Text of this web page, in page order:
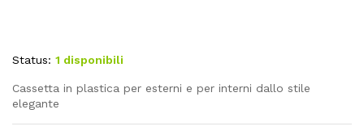
Status: 1 disponibili
Cassetta in plastica per esterni e per interni dallo stile
elegante